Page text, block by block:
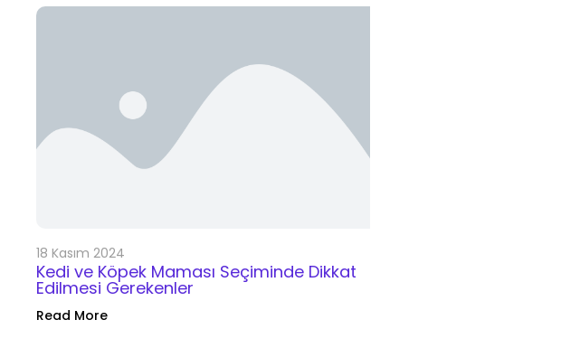
18 Kasım 2024
Kedi ve Köpek Maması Seçiminde Dikkat
Edilmesi Gerekenler
Read More